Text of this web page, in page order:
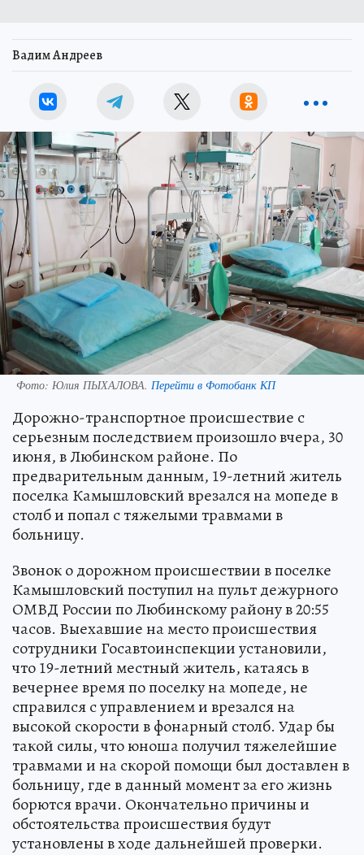
Вадим Андреев
Фото: Юлия ПЫХАЛОВА. Перейти в Фотобанк КП
Дорожно-транспортное происшествие с
серьезным последствием произошло вчера, 30
июня, в Любинском районе. По
предварительным данным, 19-летний житель
поселка Камышловский врезался на мопеде в
столб и попал с тяжелыми травмами в
больницу.
Звонок о дорожном происшествии в поселке
Камышловский поступил на пульт дежурного
ОМВД России по Любинскому району в 20:55
часов. Выехавшие на место происшествия
сотрудники Госавтоинспекции установили,
что 19-летний местный житель, катаясь в
вечернее время по поселку на мопеде, не
справился с управлением и врезался на
высокой скорости в фонарный столб. Удар бы
такой силы, что юноша получил тяжелейшие
травмами и на скорой помощи был доставлен в
больницу, где в данный момент за его жизнь
борются врачи. Окончательно причины и
обстоятельства происшествия будут
установлены в ходе дальнейшей проверки.